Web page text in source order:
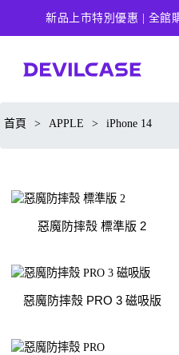
新品上市特別優惠 | 全館
首頁 > APPLE > iPhone 14
惡魔防摔殼 標準版 2
惡魔防摔殼 PRO 3 磁吸版